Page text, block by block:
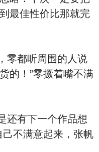
最佳性价比那就完
都听周围的人说
的！”零撅着嘴不满
有下一个作品想
不满意起来，张帆